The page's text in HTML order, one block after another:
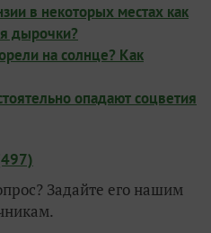
в некоторых местах как
дырочки?
на солнце? Как
опадают соцветия
Задайте его нашим